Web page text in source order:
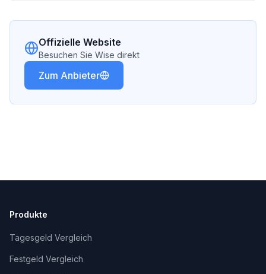
Offizielle Website
Besuchen Sie Wise direkt
Zum Anbieter
Produkte
Tagesgeld Vergleich
Festgeld Vergleich